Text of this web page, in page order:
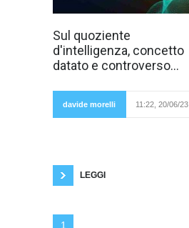
Sul quoziente
d'intelligenza, concetto
datato e controverso...
davide morelli 11:22, 20/06/23
LEGGI
1